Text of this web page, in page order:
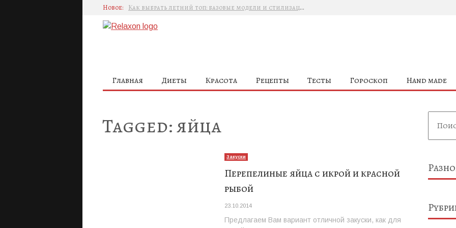
Новое:
Как выбрать летний топ: базовые модели и стилизация
Сумка с мужской попой
Главная Диеты Красота Рецепты Тесты Гороскоп Hand made
Tagged:яйца
Закуски
Перепелиные яйца с икрой и красной
рыбой
23.10.2014
Предлагаем Вам вариант отличной закуски, как для